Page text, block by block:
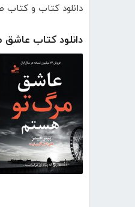
دانلود کتاب و کتاب
دانلود کتاب